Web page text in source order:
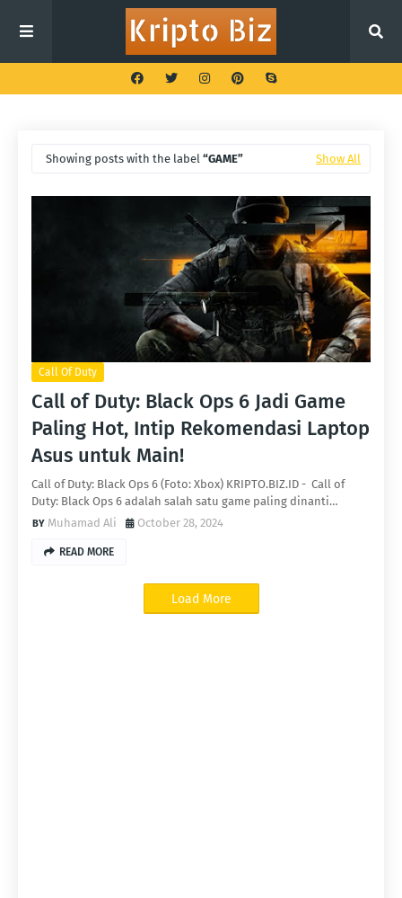
Showing posts with the label GAME Show All
Call Of Duty
Call of Duty: Black Ops 6 Jadi Game
Paling Hot, Intip Rekomendasi Laptop
Asus untuk Main!
Call of Duty: Black Ops 6 (Foto: Xbox) KRIPTO.BIZ.ID - Call of
Duty: Black Ops 6 adalah salah satu game paling dinanti…
Muhamad Ali
October 28, 2024
READ MORE
Load More